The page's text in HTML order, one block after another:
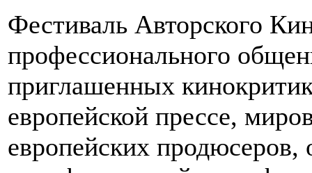
Фестиваль Авторского
профессионального
приглашенных
европейской прессе,
европейских